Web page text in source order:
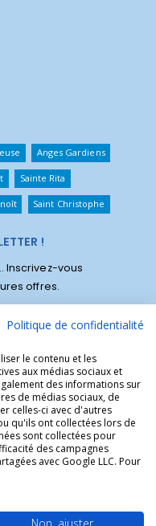
Anges Gardiens
Sainte Rita
Saint Christophe
!
Inscrivez-vous
offres.
chrétienne de
Politique de confidentialité
le contenu et les
aux médias sociaux et
des informations sur
de médias sociaux, de
celles-ci avec d'autres
qu'ils ont collectées lors de
sont collectées pour
des campagnes
avec Google LLC. Pour